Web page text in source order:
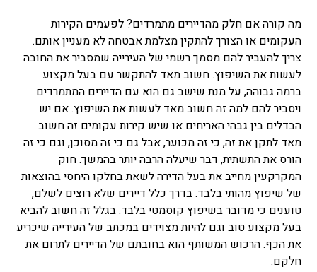
מה קורה אם חלק מהדיירים מתמרדים? לפעמים הקירות
העקומים או הצורך להתקין מצלמת אבטחה לא מעניין אותם.
צריך להעביר להם מסמך רשמי של העירייה שמסביר את החובה
לעשות את השיפוץ. חשוב מאד להתקשר עם בעל מקצוע
ברמה גבוהה, על מנת שישב גם הוא עם הדיירים המתמרדים
ויסביר להם למה זה חשוב מאד לעשות את השיפוץ. אם יש
הבדלים בין גבהי האריחים או שיש קירות עקומים זה חשוב
מאד לתקן את זה, כי זה מכוער, אבל גם כי זה מסוכן, וגם כי זה
הורס את התשתית, דבר שיעלה הרבה יותר בהמשך. חוק
המקרקעין מחייב את בעל הדירה לשאת בחלקו היחסי בהוצאות
של שיפוץ מהותי בלבד. בדרך כלל דיירים שלא רוצים לשלם,
טוענים כי מדובר בשיפוץ קוסמטי בלבד. בגלל זה חשוב להביא
בעל מקצוע טוב וגם להיות מצוידים במכתב של העירייה שיכריע
את הכף. הרכוש המשותף הוא בחובתם של הדיירים לתרום את
חלקם.